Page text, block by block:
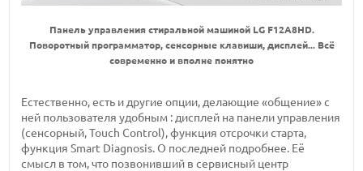
Панель управления стиральной машиной LG F12A8HD.
Поворотный программатор, сенсорные клавиши, дисплей... Всё
современно и вполне понятно
Естественно, есть и другие опции, делающие «общение» с
ней пользователя удобным : дисплей на панели управления
(сенсорный, Touch Control), функция отсрочки старта,
функция Smart Diagnosis. О последней подробнее. Её
смысл в том, что позвонивший в сервисный центр